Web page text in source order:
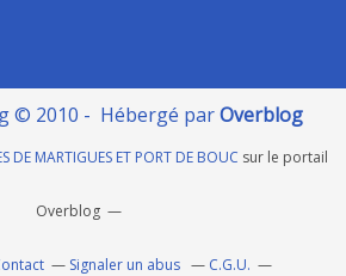
© 2010 - Hébergé parOverblog
DE MARTIGUES ET PORT DE BOUC sur le portail
Overblog
Signaler un abus C.G.U.